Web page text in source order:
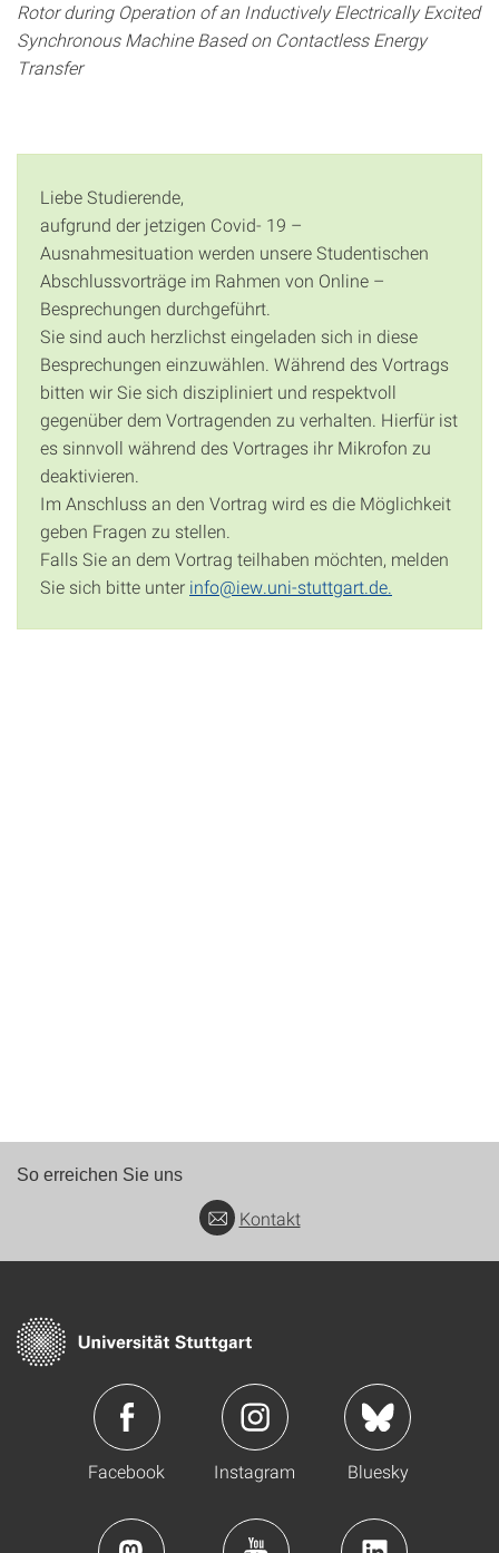
Rotor during Operation of an Inductively Electrically Excited
Synchronous Machine Based on Contactless Energy
Transfer
Liebe Studierende,
aufgrund der jetzigen Covid- 19 –
Ausnahmesituation werden unsere Studentischen
Abschlussvorträge im Rahmen von Online –
Besprechungen durchgeführt.
Sie sind auch herzlichst eingeladen sich in diese
Besprechungen einzuwählen. Während des Vortrags
bitten wir Sie sich diszipliniert und respektvoll
gegenüber dem Vortragenden zu verhalten. Hierfür ist
es sinnvoll während des Vortrages ihr Mikrofon zu
deaktivieren.
Im Anschluss an den Vortrag wird es die Möglichkeit
geben Fragen zu stellen.
Falls Sie an dem Vortrag teilhaben möchten, melden
Sie sich bitte unter info@iew.uni-stuttgart.de.
So erreichen Sie uns
Kontakt
Facebook Instagram Bluesky